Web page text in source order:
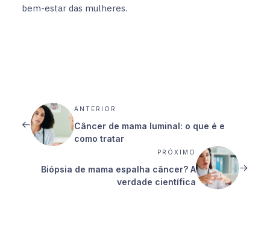
bem-estar das mulheres.
ANTERIOR
Câncer de mama luminal: o que é e
como tratar
PRÓXIMO
Biópsia de mama espalha câncer? A
verdade científica